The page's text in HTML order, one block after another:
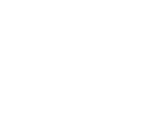
aquí !!!
del cabello